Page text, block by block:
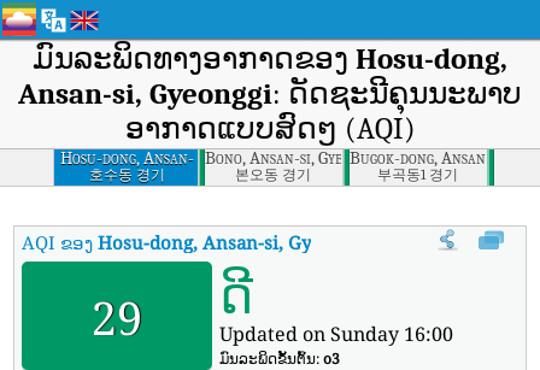
ມົນລະພິດທາງອາກາດຂອງ Hosu-dong,
Ansan-si, Gyeonggi: ດັດຊະນີຄຸນນະພາບ
ອາກາດແບບສົດໆ (AQI)
Hosu-dong, Ansan-
si, Gyeonggi
호수동 경기
Bono, Ansan-si, Gyeonggi
본오동 경기
Bugok-dong, Ansan-si,
부곡동1 경기
AQI ຂອງHosu-dong, Ansan-si, Gyeonggi ດັດຊະນີຄຸນນະພາບອາກາດ
29 ດີ
Updated on Sunday 16:00
ມົນລະພິດຂັ້ນຕົ້ນ:o3